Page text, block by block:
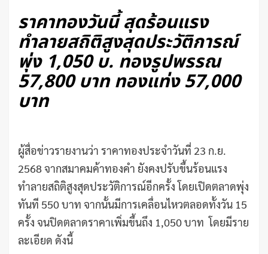
ราคาทองวันนี้ สุดร้อนแรง
ทำลายสถิติสูงสุดประวัติการณ์
พุ่ง 1,050 บ. ทองรูปพรรณ
57,800 บาท ทองแท่ง 57,000
บาท
ผู้สื่อข่าวรายงานว่า ราคาทองประจำวันที่ 23 ก.ย.
2568 จากสมาคมค้าทองคำ ยังคงปรับขึ้นร้อนแรง
ทำลายสถิติสูงสุดประวัติการณ์อีกครั้ง โดยเปิดตลาดพุ่ง
ทันที 550 บาท จากนั้นมีการเคลื่อนไหวตลอดทั้งวัน 15
ครั้ง จนปิดตลาดราคาเพิ่มขึ้นถึง 1,050 บาท โดยมีราย
ละเอียด ดังนี้